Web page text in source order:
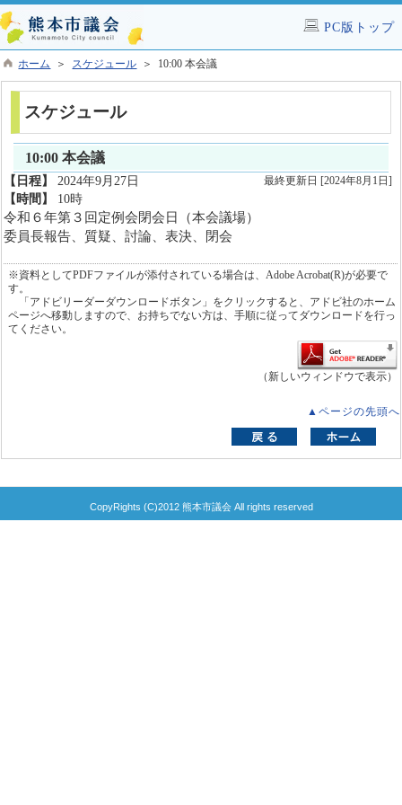
PC版トップ
ホーム ＞ スケジュール ＞ 10:00 本会議
スケジュール
10:00 本会議
【日程】 2024年9月27日 最終更新日 [2024年8月1日]
【時間】 10時
令和６年第３回定例会閉会日（本会議場）
委員長報告、質疑、討論、表決、閉会
※資料としてPDFファイルが添付されている場合は、Adobe Acrobat(R)が必要で
す。
「アドビリーダーダウンロードボタン」をクリックすると、アドビ社のホーム
ページへ移動しますので、お持ちでない方は、手順に従ってダウンロードを行っ
てください。
（新しいウィンドウで表示）
▲ページの先頭へ
CopyRights (C)2012 熊本市議会 All rights reserved